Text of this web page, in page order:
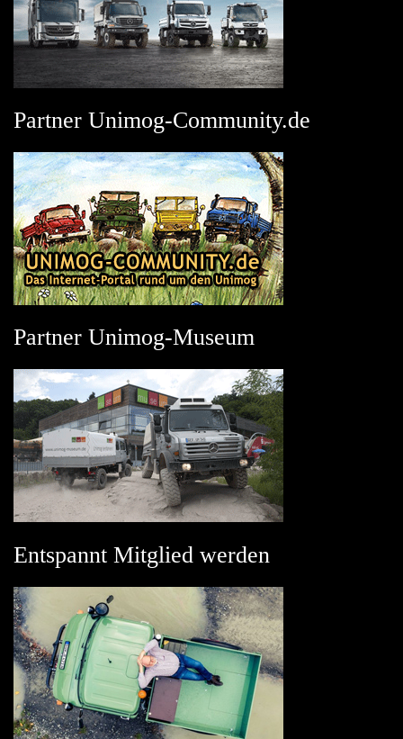
Partner Unimog-Community.de
Partner Unimog-Museum
Entspannt Mitglied werden